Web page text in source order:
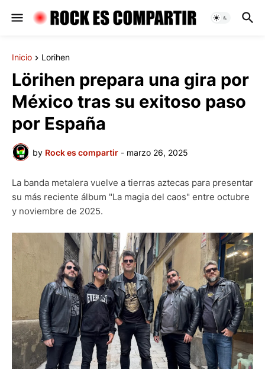
Inicio Lorihen
Lörihen prepara una gira por
México tras su exitoso paso
por España
by Rock es compartir - marzo 26, 2025
La banda metalera vuelve a tierras aztecas para presentar
su más reciente álbum "La magia del caos" entre octubre
y noviembre de 2025.